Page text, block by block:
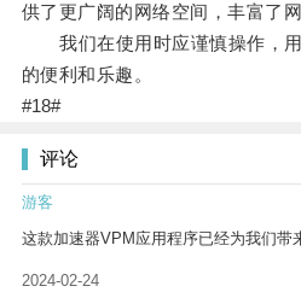
供了更广阔的网络空间，丰富了网
我们在使用时应谨慎操作，用
的便利和乐趣。
#18#
评论
游客
这款加速器VPM应用程序已经为我们带
2024-02-24